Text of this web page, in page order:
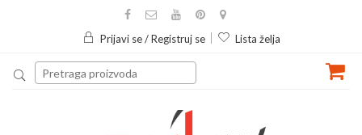
Prijavi se / Registruj se Lista želja